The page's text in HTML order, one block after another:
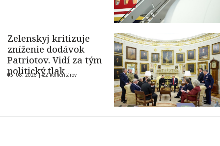
Zelenskyj kritizuje
zníženie dodávok
Patriotov. Vidí za tým
politický tlak
05. 08. 2026 |22 komentárov